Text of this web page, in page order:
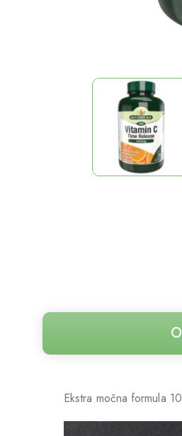
Ekstra močna formula